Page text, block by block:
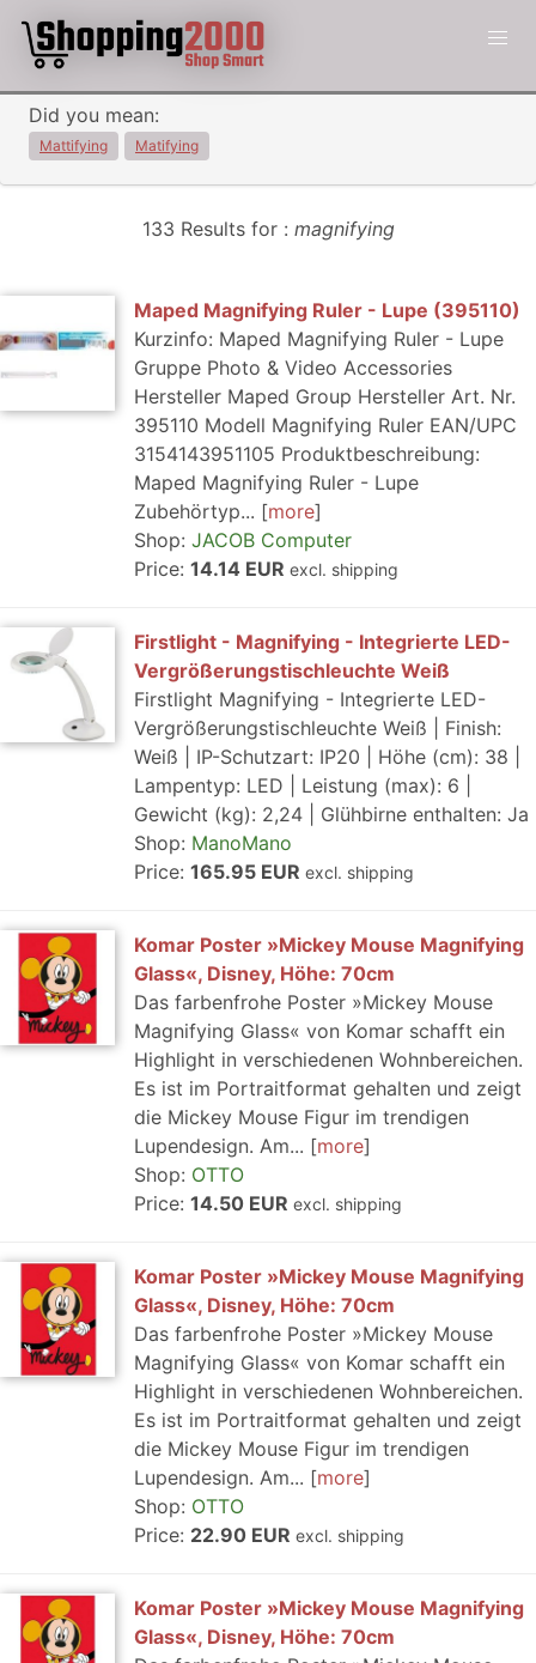
Did you mean:
Mattifying Matifying
133 Results for : magnifying
Maped Magnifying Ruler - Lupe (395110)
Kurzinfo: Maped Magnifying Ruler - Lupe
Gruppe Photo & Video Accessories
Hersteller Maped Group Hersteller Art. Nr.
395110 Modell Magnifying Ruler EAN/UPC
3154143951105 Produktbeschreibung:
Maped Magnifying Ruler - Lupe
Zubehörtyp...
more
Shop: JACOB Computer
Price: 14.14 EUR excl. shipping
Firstlight - Magnifying - Integrierte LED-
Vergrößerungstischleuchte Weiß
Firstlight Magnifying - Integrierte LED-
Vergrößerungstischleuchte Weiß | Finish:
Weiß | IP-Schutzart: IP20 | Höhe (cm): 38 |
Lampentyp: LED | Leistung (max): 6 |
Gewicht (kg): 2,24 | Glühbirne enthalten: Ja
Shop: ManoMano
Price: 165.95 EUR excl. shipping
Komar Poster »Mickey Mouse Magnifying
Glass«, Disney, Höhe: 70cm
Das farbenfrohe Poster »Mickey Mouse
Magnifying Glass« von Komar schafft ein
Highlight in verschiedenen Wohnbereichen.
Es ist im Portraitformat gehalten und zeigt
die Mickey Mouse Figur im trendigen
Lupendesign. Am...
more
Shop: OTTO
Price: 14.50 EUR excl. shipping
Komar Poster »Mickey Mouse Magnifying
Glass«, Disney, Höhe: 70cm
Das farbenfrohe Poster »Mickey Mouse
Magnifying Glass« von Komar schafft ein
Highlight in verschiedenen Wohnbereichen.
Es ist im Portraitformat gehalten und zeigt
die Mickey Mouse Figur im trendigen
Lupendesign. Am...
more
Shop: OTTO
Price: 22.90 EUR excl. shipping
Komar Poster »Mickey Mouse Magnifying
Glass«, Disney, Höhe: 70cm